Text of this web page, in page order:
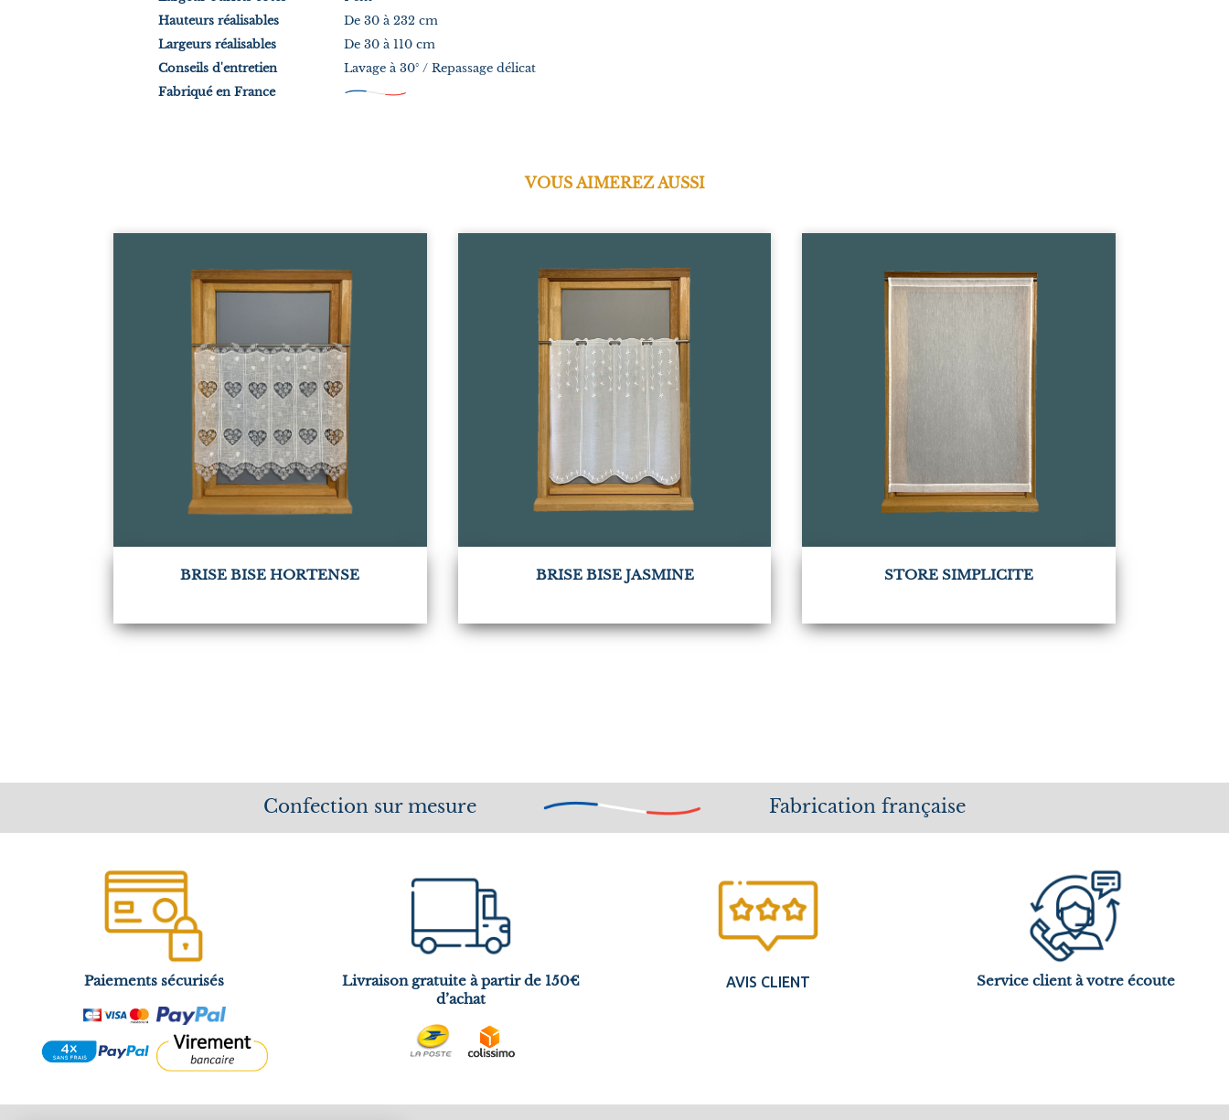
Hauteurs réalisables
Largeurs réalisables
Conseils d'entretien
Fabriqué en France
De 30 à 232 cm
De 30 à 110 cm
Lavage à 30° / Repassage délicat
VOUS AIMEREZ AUSSI
BRISE BISE HORTENSE BRISE BISE JASMINE STORE SIMPLICITE
Confection sur mesure Fabrication française
Paiements sécurisés
Livraison gratuite à partir de 150€
d’achat
AVIS CLIENT Service client à votre écoute